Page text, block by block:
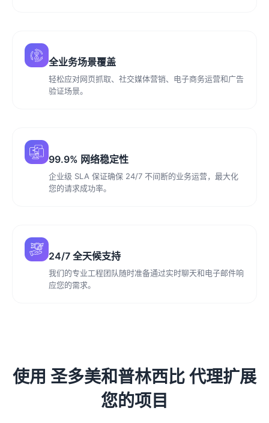
全业务场景覆盖
轻松应对网页抓取、社交媒体营销、电子商务运营和广告
验证场景。
99.9% 网络稳定性
企业级 SLA 保证确保 24/7 不间断的业务运营，最大化
您的请求成功率。
24/7 全天候支持
我们的专业工程团队随时准备通过实时聊天和电子邮件响
应您的需求。
使用 圣多美和普林西比 代理扩展
您的项目